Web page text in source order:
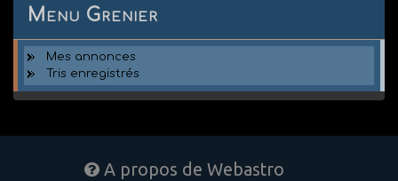
Menu Grenier
Mes annonces
Tris enregistrés
A propos de Webastro